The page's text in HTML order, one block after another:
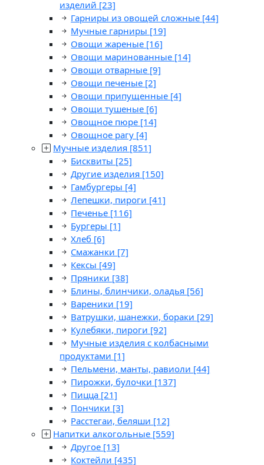
изделий [23]
Гарниры из овощей сложные [44]
Мучные гарниры [19]
Овощи жареные [16]
Овощи маринованные [14]
Овощи отварные [9]
Овощи печеные [2]
Овощи припущенные [4]
Овощи тушеные [6]
Овощное пюре [14]
Овощное рагу [4]
Мучные изделия [851]
Бисквиты [25]
Другие изделия [150]
Гамбургеры [4]
Лепешки, пироги [41]
Печенье [116]
Бургеры [1]
Хлеб [6]
Смажанки [7]
Кексы [49]
Пряники [38]
Блины, блинчики, оладья [56]
Вареники [19]
Ватрушки, шанежки, бораки [29]
Кулебяки, пироги [92]
Мучные изделия с колбасными
продуктами [1]
Пельмени, манты, равиоли [44]
Пирожки, булочки [137]
Пицца [21]
Пончики [3]
Расстегаи, беляши [12]
Напитки алкогольные [559]
Другое [13]
Коктейли [435]